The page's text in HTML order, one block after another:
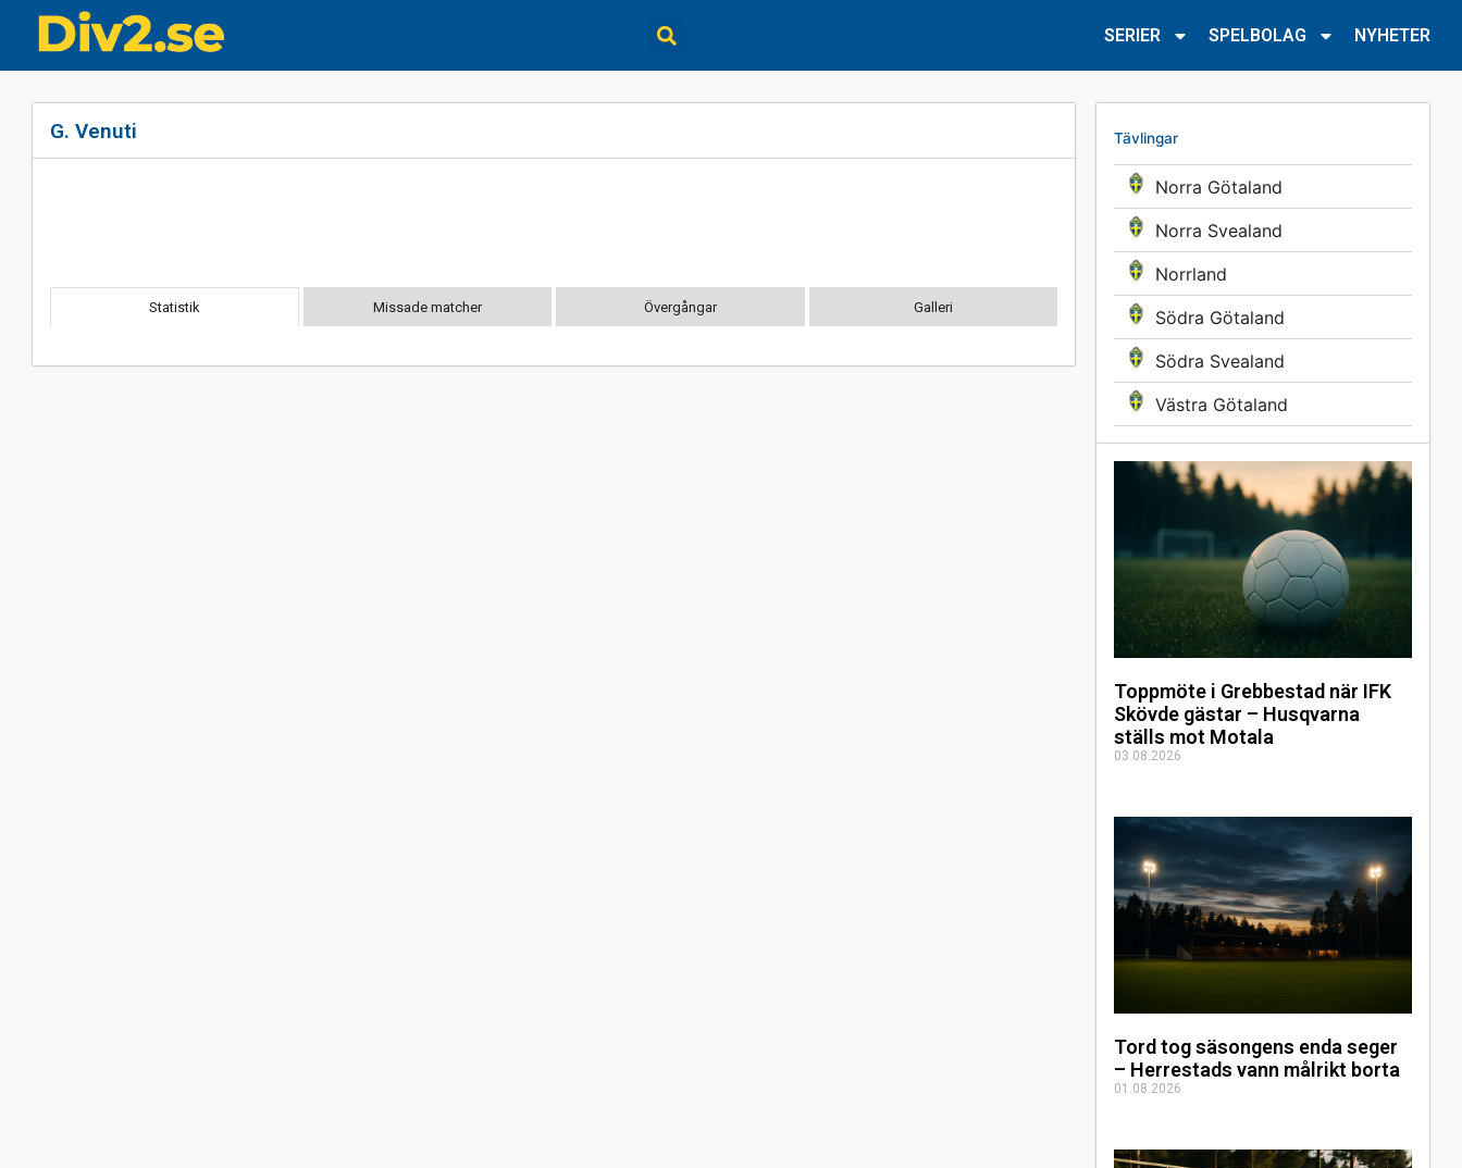
SERIER SPELBOLAG NYHETER
Tävlingar
Norra Götaland
Norra Svealand
Norrland
Södra Götaland
Södra Svealand
Västra Götaland
Toppmöte i Grebbestad när IFK
Skövde gästar – Husqvarna
ställs mot Motala
03.08.2026
Tord tog säsongens enda seger
– Herrestads vann målrikt borta
01.08.2026
G. Venuti
Statistik Missade matcher Övergångar Galleri